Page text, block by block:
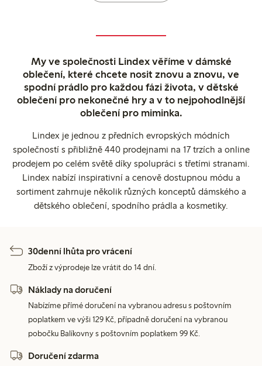
My ve společnosti Lindex věříme v dámské
oblečení, které chcete nosit znovu a znovu, ve
spodní prádlo pro každou fázi života, v dětské
oblečení pro nekonečné hry a v to nejpohodlnější
oblečení pro miminka.
Lindex je jednou z předních evropských módních
společností s přibližně 440 prodejnami na 17 trzích a online
prodejem po celém světě díky spolupráci s třetími stranami.
Lindex nabízí inspirativní a cenově dostupnou módu a
sortiment zahrnuje několik různých konceptů dámského a
dětského oblečení, spodního prádla a kosmetiky.
30denní lhůta pro vrácení
Zboží z výprodeje lze vrátit do 14 dní.
Náklady na doručení
Nabízíme přímé doručení na vybranou adresu s poštovním
poplatkem ve výši 129 Kč, případně doručení na vybranou
pobočku Balíkovny s poštovním poplatkem 99 Kč.
Doručení zdarma